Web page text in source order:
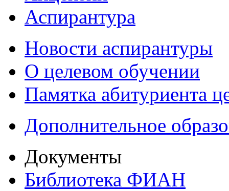
Аспирантура
Новости аспирантуры
О целевом обучении
Памятка абитуриента
Дополнительное
Документы
Библиотека ФИАН